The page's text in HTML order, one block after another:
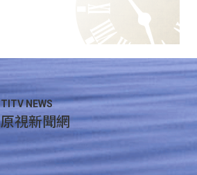
TITV NEWS
原視新聞網